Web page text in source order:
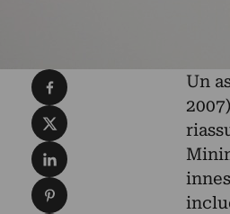
Un
Condividi su Facebook
Condividi su X
Condividi su LinkedIn
Condividi su Pinterest